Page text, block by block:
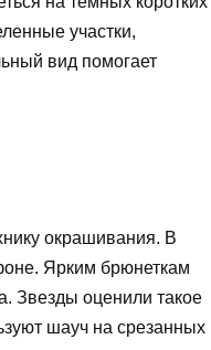
участки,
вид помогает
окрашивания. В
Ярким брюнеткам
Звезды оценили такое
шауч на срезанных